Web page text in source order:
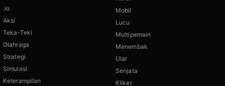
.io
Aksi
Teka-Teki
Olahraga
Strategi
Simulasi
Keterampilan
Mobil
Lucu
Multipemain
Menembak
Ular
Senjata
Kliker